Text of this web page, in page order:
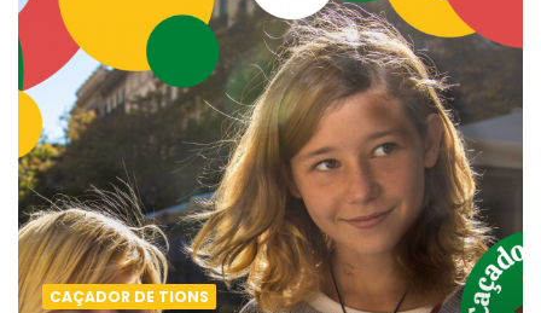
CAÇADOR DE TIONS